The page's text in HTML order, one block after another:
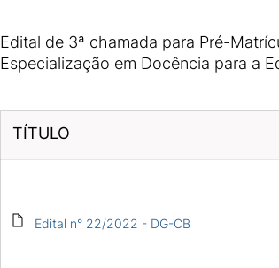
Edital de 3ª chamada para Pré-
Especialização em Docência para a
TÍTULO
Edital n° 22/2022 - DG-CB